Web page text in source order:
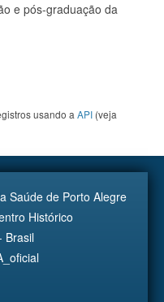
e pós-graduação da
usando a API (veja
Saúde de Porto Alegre
Histórico
Brasil